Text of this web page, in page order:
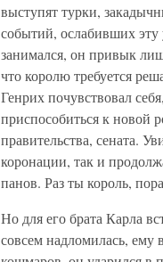
выступят турки,
событий, ослабивших эту
занимался, он привык
что королю требуется
Генрих почувствовал
приспособиться к новой
правительства, сената.
коронации, так и
панов. Раз ты король,
Но для его брата Карла
совсем надломилась, ему